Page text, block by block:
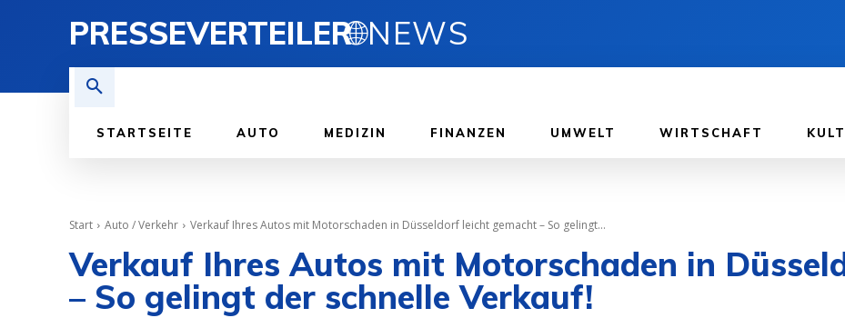
PRESSEVERTEILER🌐NEWS
STARTSEITE AUTO MEDIZIN FINANZEN UMWELT WIRTSCHAFT
Start Auto / Verkehr Verkauf Ihres Autos mit Motorschaden in Düsseldorf leicht gemacht – So gelingt...
Verkauf Ihres Autos mit Motorschaden in
– So gelingt der schnelle Verkauf!